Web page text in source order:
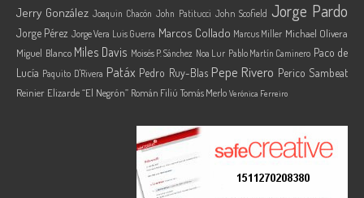
Jerry González Joaquin Chacón John Patitucci John Scofield Jorge Pardo
Jorge Pérez Jorge Vera Luis Guerra Marcos Collado Marcus Miller Michael Olivera
Miguel Blanco Miles Davis Moisés P. Sánchez Noa Lur Pablo Martín Caminero Paco de
Lucía Paquito D'Rivera Patáx Pedro Ruy-Blas Pepe Rivero Perico Sambeat
Reinier Elizarde “El Negrón” Román Filiú Tomás Merlo Verónica Ferreiro